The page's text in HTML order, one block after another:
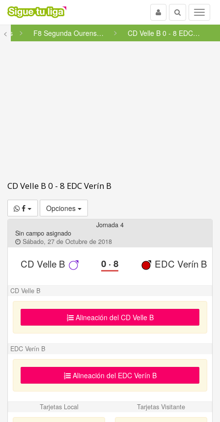
Menu
Buscar
Usuario
<
F8 Segunda Ourense - Grupo 42 CD Velle B 0 - 8 EDC Verín B
CD Velle B 0 - 8 EDC Verín B
Opciones
Jornada 4
Sin campo asignado
Sábado, 27 de Octubre de 2018
CD Velle B 0 ·8 EDC Verín B
CD Velle B
Alineación del CD Velle B
EDC Verín B
Alineación del EDC Verín B
Tarjetas Local Tarjetas Visitante